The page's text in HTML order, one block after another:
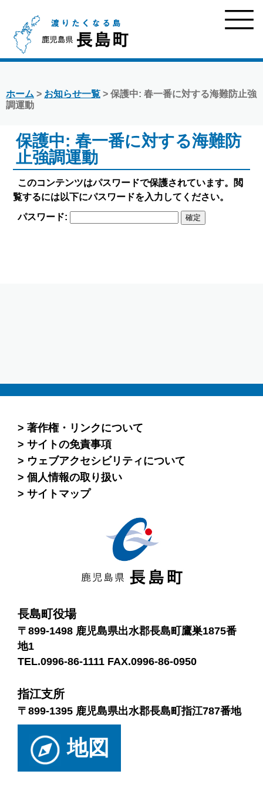
ホーム > お知らせ一覧 > 保護中: 春一番に対する海難防止強
調運動
保護中: 春一番に対する海難防
止強調運動
このコンテンツはパスワードで保護されています。閲
覧するには以下にパスワードを入力してください。
パスワード:
著作権・リンクについて
サイトの免責事項
ウェブアクセシビリティについて
個人情報の取り扱い
サイトマップ
長島町役場
〒899-1498 鹿児島県出水郡長島町鷹巣1875番
地1
TEL.0996-86-1111 FAX.0996-86-0950
指江支所
〒899-1395 鹿児島県出水郡長島町指江787番地
地図